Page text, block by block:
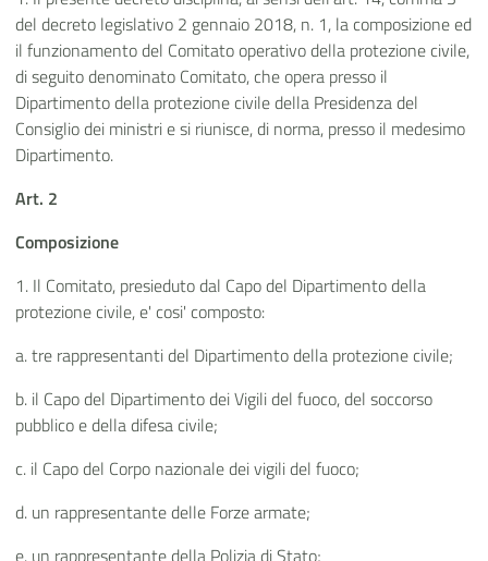
del decreto legislativo 2 gennaio 2018, n. 1, la composizione ed
il funzionamento del Comitato operativo della protezione civile,
di seguito denominato Comitato, che opera presso il
Dipartimento della protezione civile della Presidenza del
Consiglio dei ministri e si riunisce, di norma, presso il medesimo
Dipartimento.
Art. 2
Composizione
1. Il Comitato, presieduto dal Capo del Dipartimento della
protezione civile, e' cosi' composto:
a. tre rappresentanti del Dipartimento della protezione civile;
b. il Capo del Dipartimento dei Vigili del fuoco, del soccorso
pubblico e della difesa civile;
c. il Capo del Corpo nazionale dei vigili del fuoco;
d. un rappresentante delle Forze armate;
e. un rappresentante della Polizia di Stato;